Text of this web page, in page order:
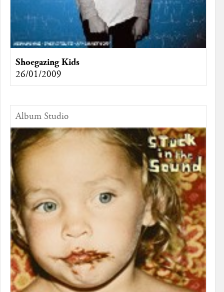
Shoegazing Kids
26/01/2009
Album Studio